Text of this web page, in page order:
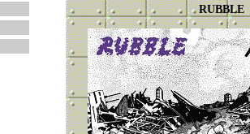
RUBBLE